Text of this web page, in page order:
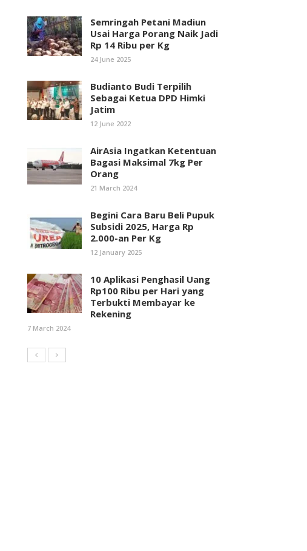
Semringah Petani Madiun
Usai Harga Porang Naik Jadi
Rp 14 Ribu per Kg
24 June 2025
Budianto Budi Terpilih
Sebagai Ketua DPD Himki
Jatim
12 June 2022
AirAsia Ingatkan Ketentuan
Bagasi Maksimal 7kg Per
Orang
21 March 2024
Begini Cara Baru Beli Pupuk
Subsidi 2025, Harga Rp
2.000-an Per Kg
12 January 2025
10 Aplikasi Penghasil Uang
Rp100 Ribu per Hari yang
Terbukti Membayar ke
Rekening
7 March 2024